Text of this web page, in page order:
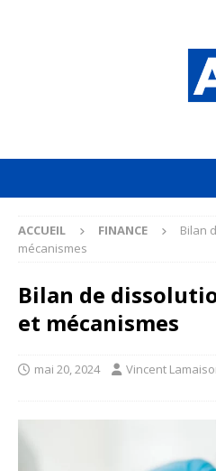
ACCUEIL FINANCE
Bilan
mécanismes
Bilan de
et mécanismes
mai 20, 2024 Vincent